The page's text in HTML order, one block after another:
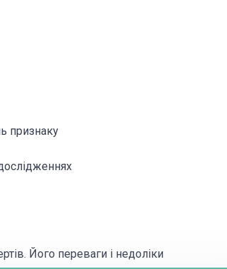
признаку
Його переваги і недоліки